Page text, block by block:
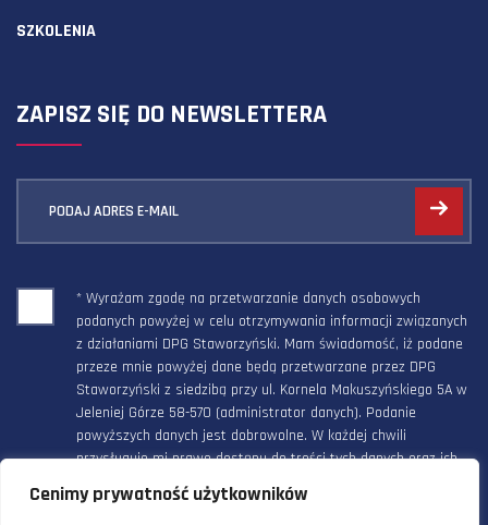
Cenimy prywatność użytkowników
SZKOLENIA
ZAPISZ SIĘ DO NEWSLETTERA
PODAJ ADRES E-MAIL
* Wyrażam zgodę na przetwarzanie danych osobowych
podanych powyżej w celu otrzymywania informacji związanych
z działaniami DPG Staworzyński. Mam świadomość, iż podane
przeze mnie powyżej dane będą przetwarzane przez DPG
Staworzyński z siedzibą przy ul. Kornela Makuszyńskiego 5A w
Jeleniej Górze 58-570 (administrator danych). Podanie
powyższych danych jest dobrowolne. W każdej chwili
przysługuje mi prawo dostępu do treści tych danych oraz ich
poprawienia, a powyższa zgoda może być odwołana w każdym
czasie.